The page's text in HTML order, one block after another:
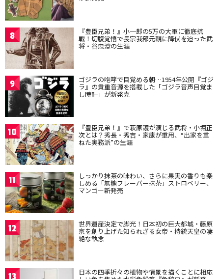
8 『豊臣兄弟！』小一郎の5万の大軍に徹底抗
戦！切腹覚悟で長宗我部元親に降伏を迫った武
将・谷忠澄の生涯
9 ゴジラの咆哮で目覚める朝…1954年公開『ゴジ
ラ』の貴重音源を搭載した「ゴジラ音声目覚ま
し時計」が新発売
10 『豊臣兄弟！』で萩原護が演じる武将・小堀正
次とは？秀長・秀吉・家康が重用、“出家を重
ねた実務派”の生涯
11 しっかり抹茶の味わい、さらに果実の香りも楽
しめる「無糖フレーバー抹茶」ストロベリー、
マンゴー新発売
12 世界遺産決定で脚光！日本初の巨大都城・藤原
京を創り上げた知られざる女帝・持統天皇の凄
絶な執念
13 日本の四季折々の植物や情景を描くことに相応